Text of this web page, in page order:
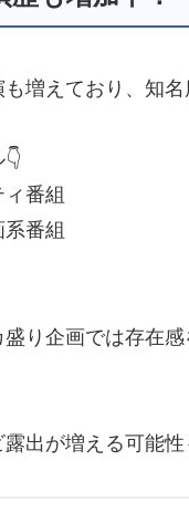
増えており、知名
ィ番組
系番組
り企画では存在
出が増える可能